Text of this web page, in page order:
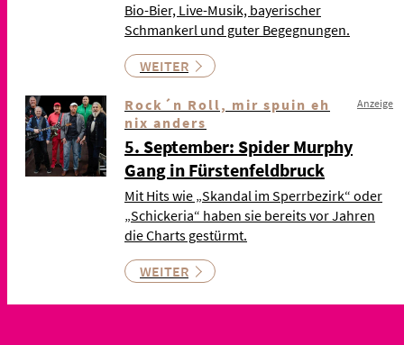
Bio-Bier, Live-Musik, bayerischer
Schmankerl und guter Begegnungen.
WEITER
Rock´n Roll, mir spuin eh
nix anders
Anzeige
5. September: Spider Murphy
Gang in Fürstenfeldbruck
Mit Hits wie „Skandal im Sperrbezirk“ oder
„Schickeria“ haben sie bereits vor Jahren
die Charts gestürmt.
WEITER